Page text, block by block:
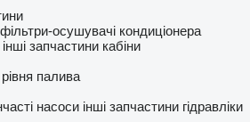
фільтри-осушувачі кондиціонера
інші запчастини кабіни
палива
насоси інші запчастини гідравліки